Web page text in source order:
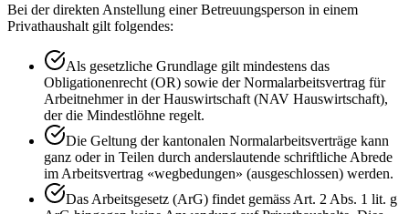
Bei der direkten Anstellung einer Betreuungsperson in einem
Privathaushalt gilt folgendes:
Als gesetzliche Grundlage gilt mindestens das
Obligationenrecht (OR) sowie der Normalarbeitsvertrag für
Arbeitnehmer in der Hauswirtschaft (NAV Hauswirtschaft),
der die Mindestlöhne regelt.
Die Geltung der kantonalen Normalarbeitsverträge kann
ganz oder in Teilen durch anderslautende schriftliche Abrede
im Arbeitsvertrag «wegbedungen» (ausgeschlossen) werden.
Das Arbeitsgesetz (ArG) findet gemäss Art. 2 Abs. 1 lit. g